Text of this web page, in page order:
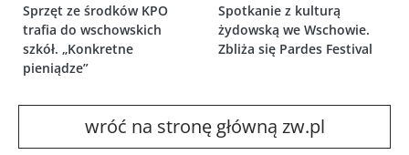
Sprzęt ze środków KPO
trafia do wschowskich
szkół. „Konkretne
pieniądze”
Spotkanie z kulturą
żydowską we Wschowie.
Zbliża się Pardes Festival
wróć na stronę główną zw.pl